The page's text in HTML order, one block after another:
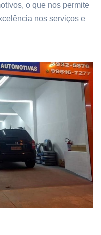
o que nos permite
nos serviços e